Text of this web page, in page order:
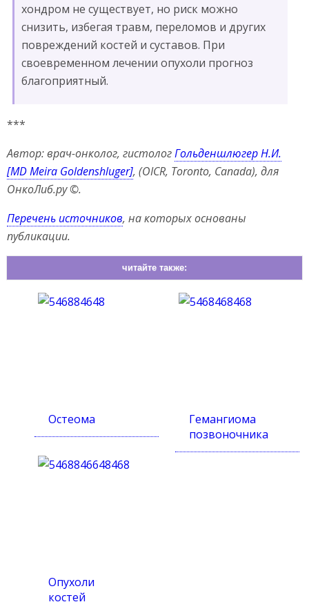
хондром не существует, но риск можно
снизить, избегая травм, переломов и других
повреждений костей и суставов. При
своевременном лечении опухоли прогноз
благоприятный.
***
Автор: врач-онколог, гистологГольденшлюгер Н.И.
[MD Meira Goldenshluger], (OICR, Toronto, Canada), для
ОнкоЛиб.ру ©.
Перечень источников, на которых основаны
публикации.
читайте также:
Остеома
Гемангиома
позвоночника
Опухоли
костей